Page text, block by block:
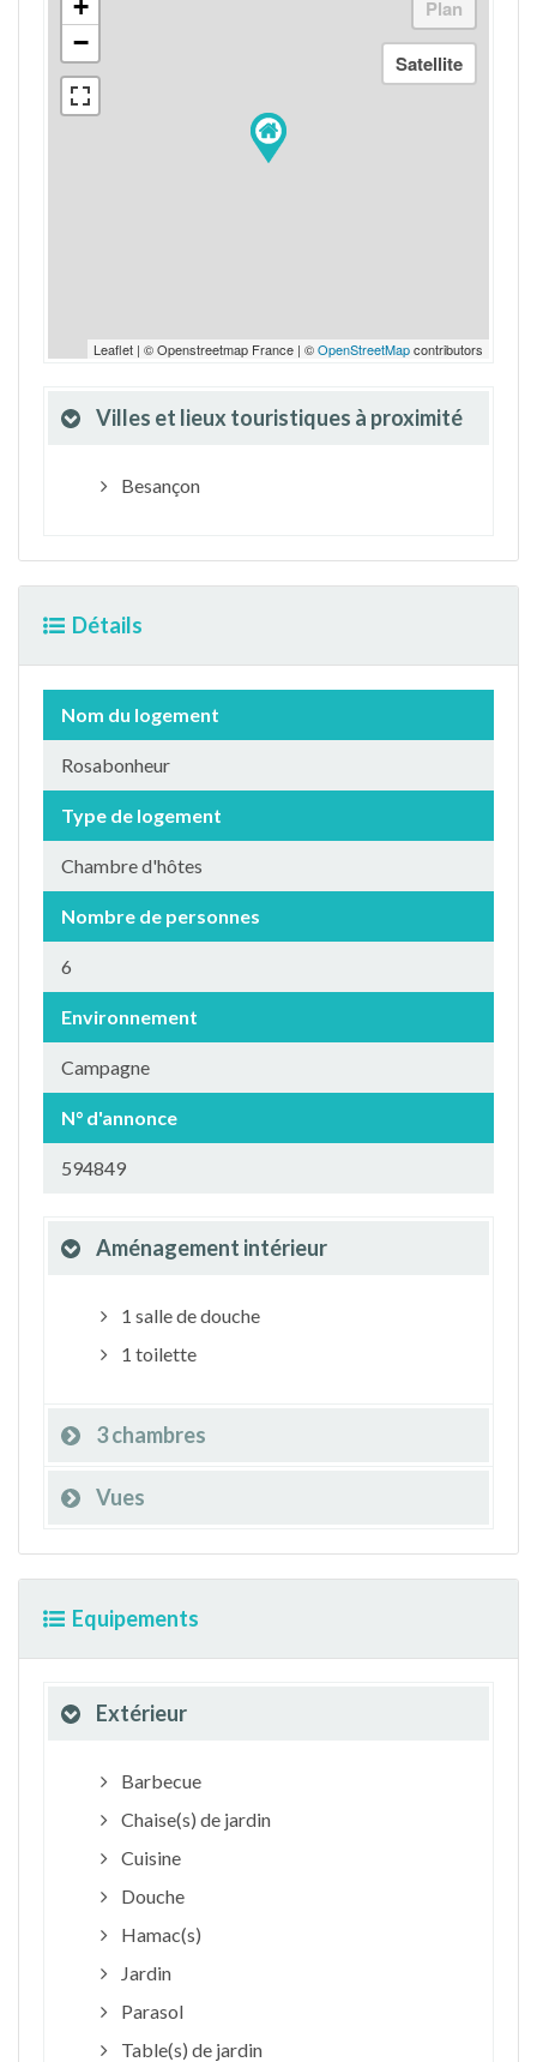
+
−
Leaflet | © Openstreetmap France | ©OpenStreetMapcontributors
Villes et lieux touristiques à proximité
Besançon
Détails
Nom du logement
Rosabonheur
Type de logement
Chambre d'hôtes
Nombre de personnes
6
Environnement
Campagne
N° d'annonce
594849
Aménagement intérieur
1 salle de douche
1 toilette
3 chambres
Vues
Equipements
Extérieur
Barbecue
Chaise(s) de jardin
Cuisine
Douche
Hamac(s)
Jardin
Parasol
Table(s) de jardin